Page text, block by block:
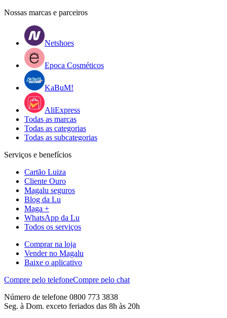
Nossas marcas e parceiros
Netshoes
Epoca Cosméticos
KaBuM!
AliExpress
Todas as marcas
Todas as categorias
Todas as subcategorias
Serviços e benefícios
Cartão Luiza
Cliente Ouro
Magalu seguros
Blog da Lu
Maga +
WhatsApp da Lu
Todos os serviços
Comprar na loja
Vender no Magalu
Baixe o aplicativo
Compre pelo telefoneCompre pelo chat
Número de telefone 0800 773 3838
Seg. à Dom. exceto feriados das 8h às 20h